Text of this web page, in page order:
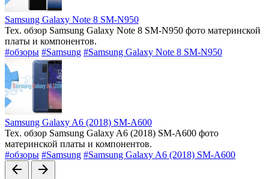
Samsung Galaxy Note 8 SM-N950
Тех. обзор Samsung Galaxy Note 8 SM-N950 фото материнской
платы и компонентов.
#обзоры #Samsung #Samsung Galaxy Note 8 SM-N950
Samsung Galaxy A6 (2018) SM-A600
Тех. обзор Samsung Galaxy A6 (2018) SM-A600 фото
материнской платы и компонентов.
#обзоры #Samsung #Samsung Galaxy A6 (2018) SM-A600
arrow_back arrow_forward